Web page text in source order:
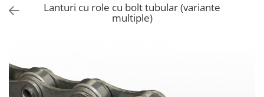
ASA
HIPS
PMMA
Lanturi cu role cu bolt tubular (variante
multiple)